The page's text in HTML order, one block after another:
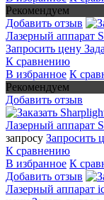
Рекомендуем
Добавить отзыв
Лазерный аппарат
Запросить цену
К сравнению
В избранное К
Рекомендуем
Добавить отзыв
Лазерный аппарат
запросу Запросить
К сравнению
В избранное К
Добавить отзыв
Лазерный аппарат